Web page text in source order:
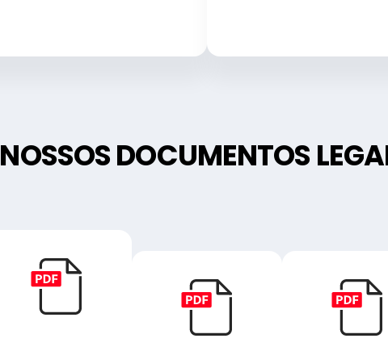
NOSSOS DOCUMENTOS